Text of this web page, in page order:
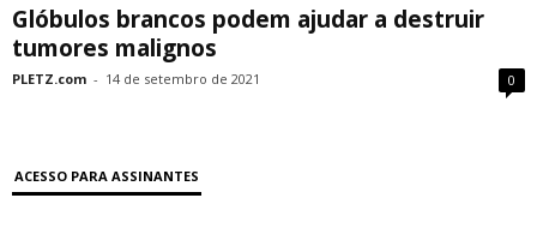
Glóbulos brancos podem ajudar a destruir
tumores malignos
PLETZ.com - 14 de setembro de 2021 0
ACESSO PARA ASSINANTES